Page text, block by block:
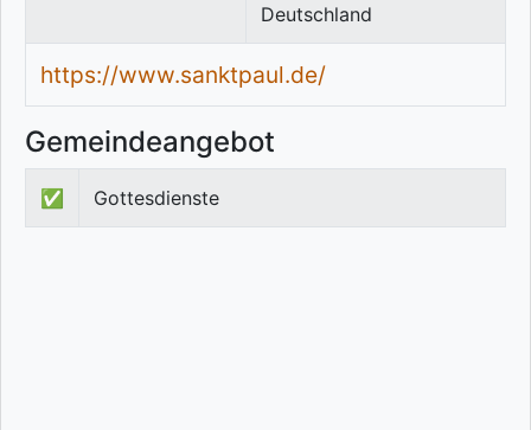
Deutschland
https://www.sanktpaul.de/
Gemeindeangebot
✅ Gottesdienste